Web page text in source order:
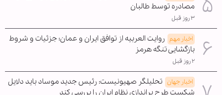
مصادره توسط طالبان
۳ روز قبل
اخبار مهم روایت العربیه از توافق ایران و عمان؛ جزئیات و شروط
بازگشایی تنگه هرمز
۲ روز قبل
اخبار جهان تحلیلگر صهیونیست: رئیس جدید موساد باید دلایل
شکست طرح براندازی نظام ایران را بررسی کند